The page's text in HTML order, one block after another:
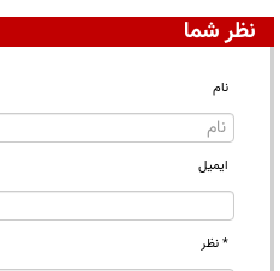
نظر شما
نام
ایمیل
* نظر